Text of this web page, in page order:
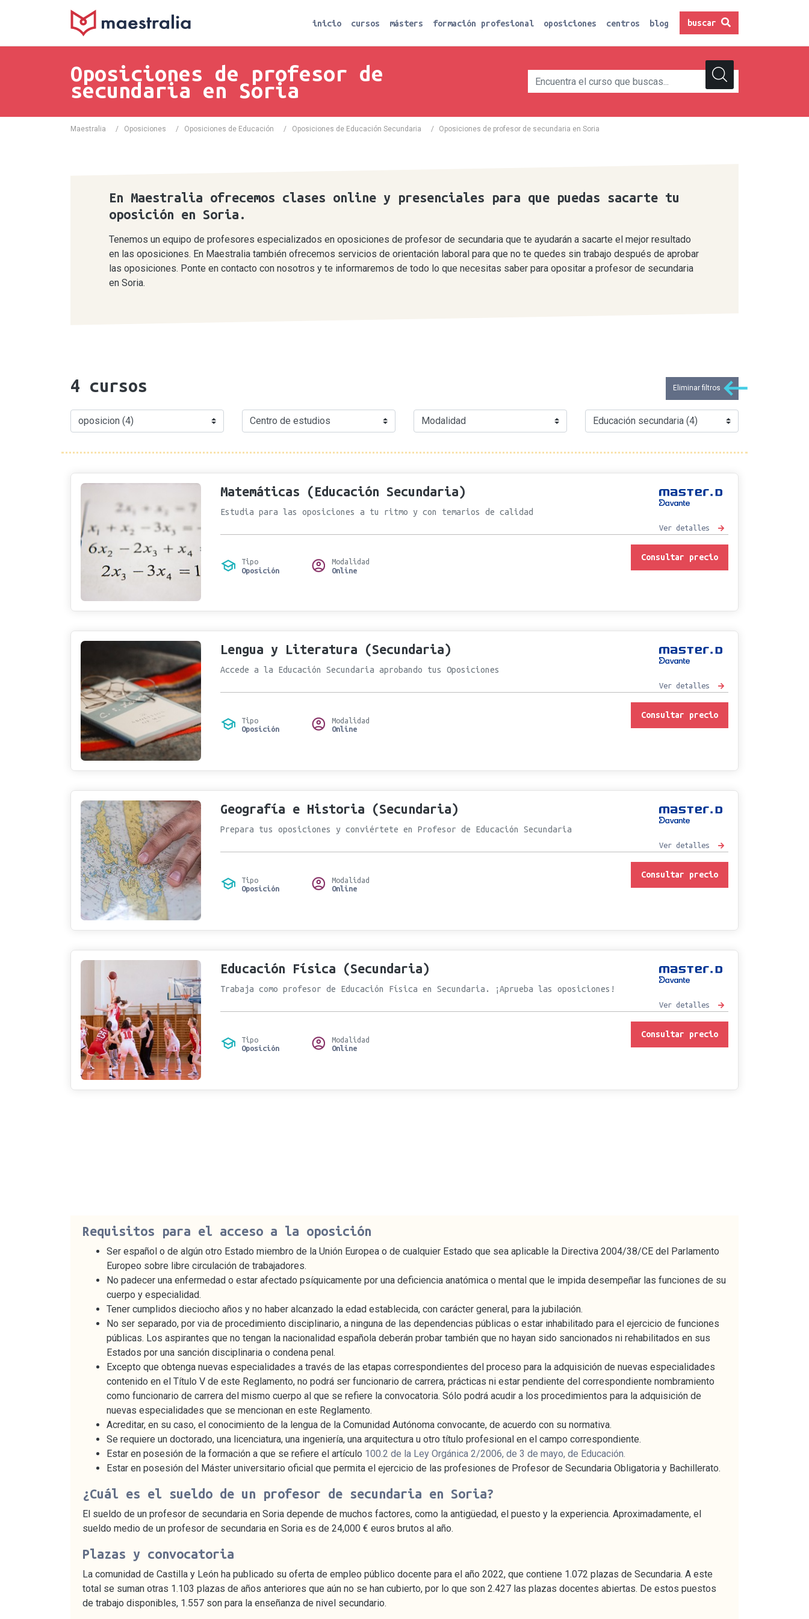
inicio cursos másters formación profesional oposiciones centros blog buscar
Oposiciones de profesor de
secundaria en Soria
Maestralia / Oposiciones / Oposiciones de Educación / Oposiciones de Educación Secundaria / Oposiciones de profesor de secundaria en Soria
En Maestralia ofrecemos clases online y presenciales para que puedas sacarte tu
oposición en Soria.
Tenemos un equipo de profesores especializados en oposiciones de profesor de secundaria que te ayudarán a sacarte el mejor resultado
en las oposiciones. En Maestralia también ofrecemos servicios de orientación laboral para que no te quedes sin trabajo después de aprobar
las oposiciones. Ponte en contacto con nosotros y te informaremos de todo lo que necesitas saber para opositar a profesor de secundaria
en Soria.
4 cursos Eliminar filtros
Matemáticas (Educación Secundaria)
Estudia para las oposiciones a tu ritmo y con temarios de calidad
Ver detalles
Tipo
Oposición
Modalidad
Online
Consultar precio
Lengua y Literatura (Secundaria)
Accede a la Educación Secundaria aprobando tus Oposiciones
Ver detalles
Tipo
Oposición
Modalidad
Online
Consultar precio
Geografía e Historia (Secundaria)
Prepara tus oposiciones y conviértete en Profesor de Educación Secundaria
Ver detalles
Tipo
Oposición
Modalidad
Online
Consultar precio
Educación Física (Secundaria)
Trabaja como profesor de Educación Física en Secundaria. ¡Aprueba las oposiciones!
Ver detalles
Tipo
Oposición
Modalidad
Online
Consultar precio
Requisitos para el acceso a la oposición
Ser español o de algún otro Estado miembro de la Unión Europea o de cualquier Estado que sea aplicable la Directiva 2004/38/CE del Parlamento
Europeo sobre libre circulación de trabajadores.
No padecer una enfermedad o estar afectado psíquicamente por una deficiencia anatómica o mental que le impida desempeñar las funciones de su
cuerpo y especialidad.
Tener cumplidos dieciocho años y no haber alcanzado la edad establecida, con carácter general, para la jubilación.
No ser separado, por via de procedimiento disciplinario, a ninguna de las dependencias públicas o estar inhabilitado para el ejercicio de funciones
públicas. Los aspirantes que no tengan la nacionalidad española deberán probar también que no hayan sido sancionados ni rehabilitados en sus
Estados por una sanción disciplinaria o condena penal.
Excepto que obtenga nuevas especialidades a través de las etapas correspondientes del proceso para la adquisición de nuevas especialidades
contenido en el Título V de este Reglamento, no podrá ser funcionario de carrera, prácticas ni estar pendiente del correspondiente nombramiento
como funcionario de carrera del mismo cuerpo al que se refiere la convocatoria. Sólo podrá acudir a los procedimientos para la adquisición de
nuevas especialidades que se mencionan en este Reglamento.
Acreditar, en su caso, el conocimiento de la lengua de la Comunidad Autónoma convocante, de acuerdo con su normativa.
Se requiere un doctorado, una licenciatura, una ingeniería, una arquitectura u otro título profesional en el campo correspondiente.
Estar en posesión de la formación a que se refiere el artículo 100.2 de la Ley Orgánica 2/2006, de 3 de mayo, de Educación.
Estar en posesión del Máster universitario oficial que permita el ejercicio de las profesiones de Profesor de Secundaria Obligatoria y Bachillerato.
¿Cuál es el sueldo de un profesor de secundaria en Soria?
El sueldo de un profesor de secundaria en Soria depende de muchos factores, como la antigüedad, el puesto y la experiencia. Aproximadamente, el
sueldo medio de un profesor de secundaria en Soria es de 24,000 € euros brutos al año.
Plazas y convocatoria
La comunidad de Castilla y León ha publicado su oferta de empleo público docente para el año 2022, que contiene 1.072 plazas de Secundaria. A este
total se suman otras 1.103 plazas de años anteriores que aún no se han cubierto, por lo que son 2.427 las plazas docentes abiertas. De estos puestos
de trabajo disponibles, 1.557 son para la enseñanza de nivel secundario.